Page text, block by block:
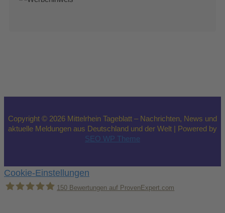
Copyright © 2026 Mittelrhein Tageblatt – Nachrichten, News und
aktuelle Meldungen aus Deutschland und der Welt | Powered by
SEO WP Theme
Cookie-Einstellungen
150 Bewertungen auf ProvenExpert.com